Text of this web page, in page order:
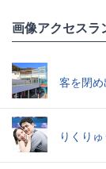
画像アクセスラ
客を閉
りくり